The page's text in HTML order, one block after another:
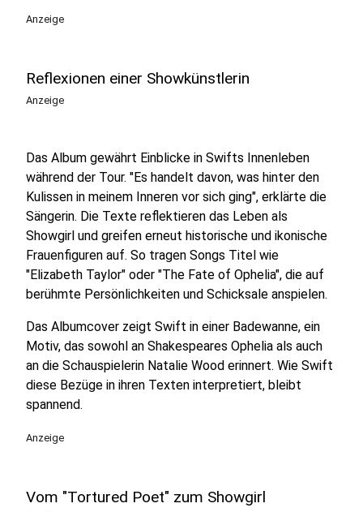
Anzeige
Reflexionen einer Showkünstlerin
Anzeige
Das Album gewährt Einblicke in Swifts Innenleben
während der Tour. "Es handelt davon, was hinter den
Kulissen in meinem Inneren vor sich ging", erklärte die
Sängerin. Die Texte reflektieren das Leben als
Showgirl und greifen erneut historische und ikonische
Frauenfiguren auf. So tragen Songs Titel wie
"Elizabeth Taylor" oder "The Fate of Ophelia", die auf
berühmte Persönlichkeiten und Schicksale anspielen.
Das Albumcover zeigt Swift in einer Badewanne, ein
Motiv, das sowohl an Shakespeares Ophelia als auch
an die Schauspielerin Natalie Wood erinnert. Wie Swift
diese Bezüge in ihren Texten interpretiert, bleibt
spannend.
Anzeige
Vom "Tortured Poet" zum Showgirl